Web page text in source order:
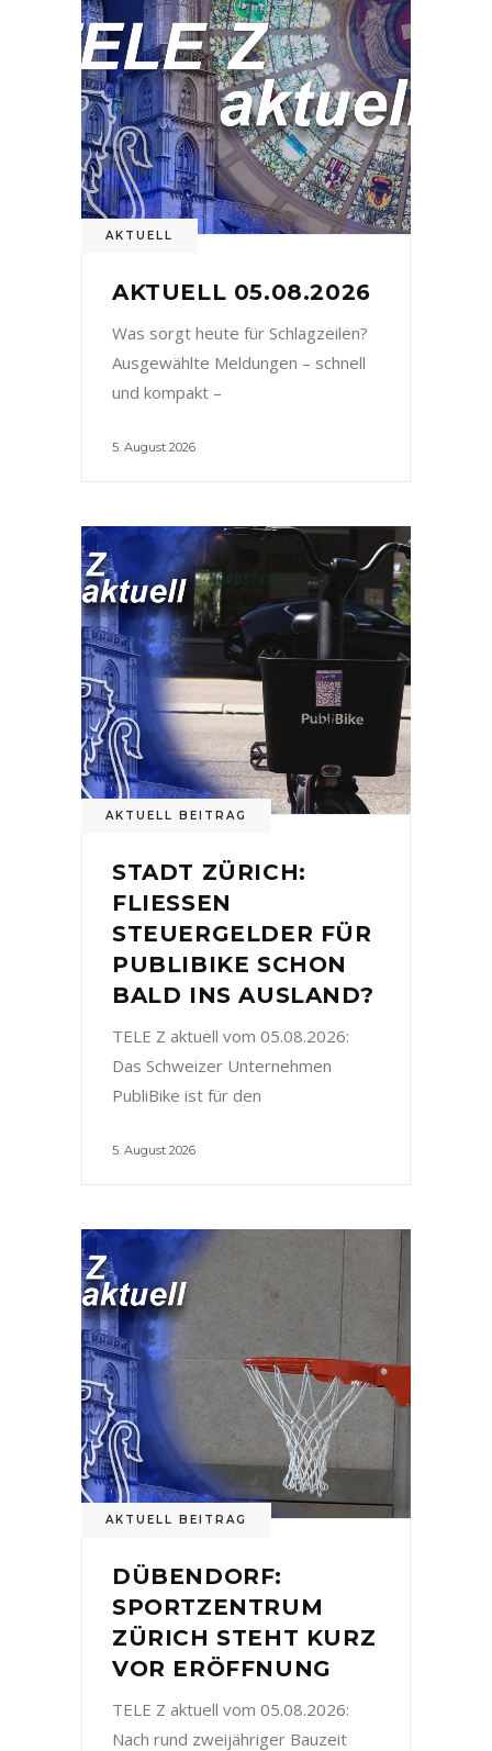
AKTUELL
AKTUELL 05.08.2026
Was sorgt heute für Schlagzeilen?
Ausgewählte Meldungen – schnell
und kompakt –
5. August 2026
AKTUELL BEITRAG
STADT ZÜRICH:
FLIESSEN
STEUERGELDER FÜR
PUBLIBIKE SCHON
BALD INS AUSLAND?
TELE Z aktuell vom 05.08.2026:
Das Schweizer Unternehmen
PubliBike ist für den
5. August 2026
AKTUELL BEITRAG
DÜBENDORF:
SPORTZENTRUM
ZÜRICH STEHT KURZ
VOR ERÖFFNUNG
TELE Z aktuell vom 05.08.2026:
Nach rund zweijähriger Bauzeit